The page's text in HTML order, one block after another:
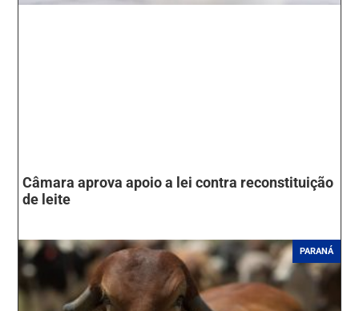
Câmara aprova apoio a lei contra reconstituição
de leite
PARANÁ